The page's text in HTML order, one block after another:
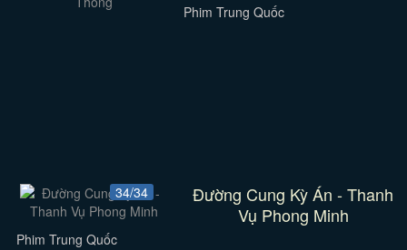
Phim Trung Quốc
34/34
Đường Cung Kỳ Án - Thanh
Vụ Phong Minh
Phim Trung Quốc